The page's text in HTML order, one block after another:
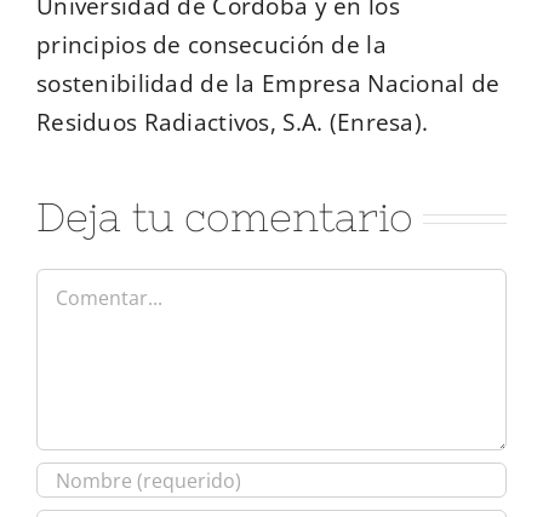
Universidad de Córdoba y en los
principios de consecución de la
sostenibilidad de la Empresa Nacional de
Residuos Radiactivos, S.A. (Enresa).
Deja tu comentario
Comentar